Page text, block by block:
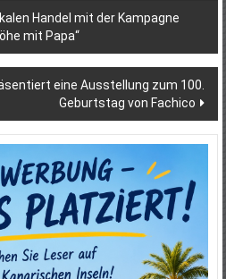
Handel mit der Kampagne
mit Papa“
eine Ausstellung zum 100.
Geburtstag von Fachico